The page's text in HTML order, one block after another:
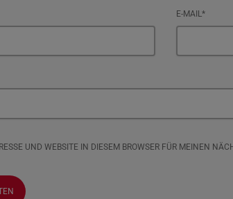
E-MAIL*
UND WEBSITE IN DIESEM BROWSER FÜR MEINEN